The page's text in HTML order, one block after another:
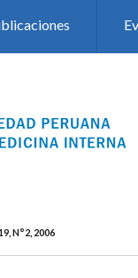
N°2, 2006